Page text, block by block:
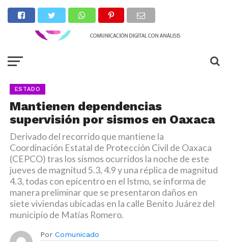
ESTADO
Mantienen dependencias
supervisión por sismos en Oaxaca
Derivado del recorrido que mantiene la
Coordinación Estatal de Protección Civil de Oaxaca
(CEPCO) tras los sismos ocurridos la noche de este
jueves de magnitud 5.3, 4.9 y una réplica de magnitud
4.3, todas con epicentro en el Istmo, se informa de
manera preliminar que se presentaron daños en
siete viviendas ubicadas en la calle Benito Juárez del
municipio de Matías Romero.
Por Comunicado